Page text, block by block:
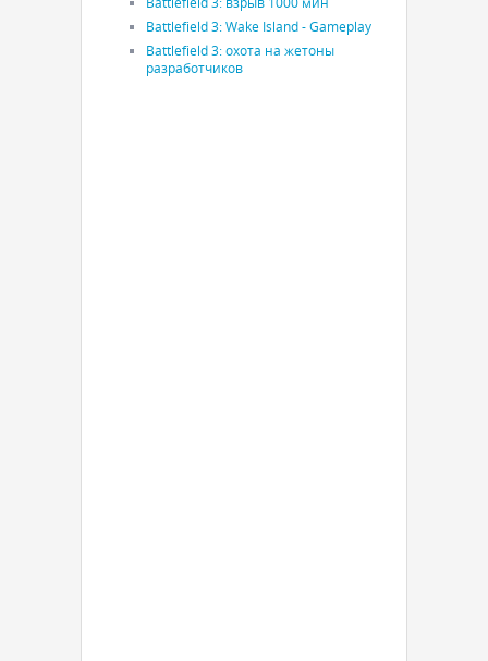
Battlefield 3: Wake Island - Gameplay
Battlefield 3: охота на жетоны
разработчиков